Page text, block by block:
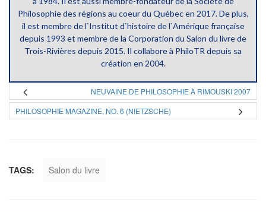
Philosophie des régions au coeur du Québec en 2017. De plus,
il est membre de l`Institut d`histoire de l`Amérique française
depuis 1993 et membre de la Corporation du Salon du livre de
Trois-Rivières depuis 2015. Il collabore à PhiloTR depuis sa
création en 2004.
NEUVAINE DE PHILOSOPHIE À RIMOUSKI 2007
PHILOSOPHIE MAGAZINE, NO. 6 (NIETZSCHE)
TAGS: Salon du livre